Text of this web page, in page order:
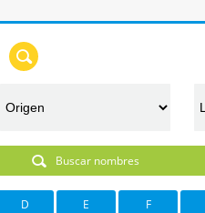
Buscar nombres
D E F